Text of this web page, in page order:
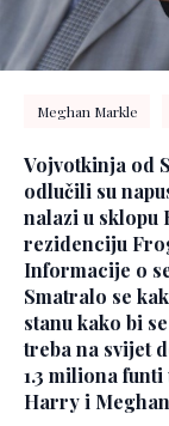
Meghan Markle
Vojvotkinja od
odlučili su
nalazi u sklopu
rezidenciju
Informacije o
Smatralo se
stanu kako bi
treba na svijet
1.3 miliona
Harry i